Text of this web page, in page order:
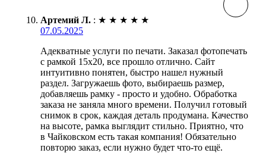
Артемий Л. : ★ ★ ★ ★ ★
07.05.2025
Адекватные услуги по печати. Заказал фотопечать
с рамкой 15х20, все прошло отлично. Сайт
интуитивно понятен, быстро нашел нужный
раздел. Загружаешь фото, выбираешь размер,
добавляешь рамку - просто и удобно. Обработка
заказа не заняла много времени. Получил готовый
снимок в срок, каждая деталь продумана. Качество
на высоте, рамка выглядит стильно. Приятно, что
в Чайковском есть такая компания! Обязательно
повторю заказ, если нужно будет что-то ещё.